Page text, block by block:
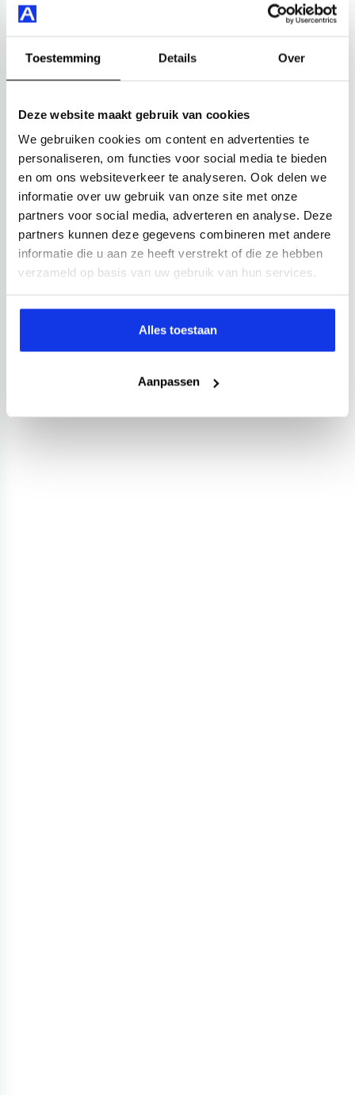
Toestemming Details Over
Deze website maakt gebruik van cookies
We gebruiken cookies om content en advertenties te
personaliseren, om functies voor social media te bieden
en om ons websiteverkeer te analyseren. Ook delen we
informatie over uw gebruik van onze site met onze
partners voor social media, adverteren en analyse. Deze
partners kunnen deze gegevens combineren met andere
informatie die u aan ze heeft verstrekt of die ze hebben
verzameld op basis van uw gebruik van hun services.
Alles toestaan
Aanpassen